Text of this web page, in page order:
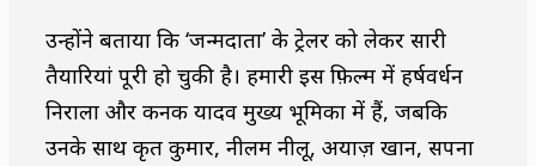
उन्होंने बताया कि ‘जन्मदाता’ के ट्रेलर को लेकर सारी
तैयारियां पूरी हो चुकी है। हमारी इस फ़िल्म में हर्षवर्धन
निराला और कनक यादव मुख्य भूमिका में हैं, जबकि
उनके साथ कृत कुमार, नीलम नीलू, अयाज़ खान, सपना